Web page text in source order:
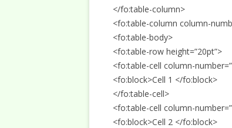
</fo:table-column>
<fo:table-column column-
<fo:table-body>
<fo:table-row height=”20pt”>
<fo:table-cell column-
<fo:block>Cell 1 </fo:block>
</fo:table-cell>
<fo:table-cell column-
<fo:block>Cell 2 </fo:block>